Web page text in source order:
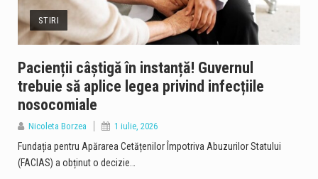
STIRI
Pacienții câștigă în instanță! Guvernul
trebuie să aplice legea privind infecțiile
nosocomiale
Nicoleta Borzea 1 iulie, 2026
Fundația pentru Apărarea Cetățenilor Împotriva Abuzurilor Statului
(FACIAS) a obținut o decizie…